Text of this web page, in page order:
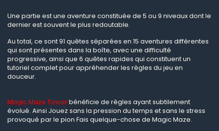
Une partie est une aventure constituée de 5 ou 9 niveaux dont le
dernier est souvent le plus redoutable.
Au total, ce sont 91 quêtes séparées en 15 aventures différentes
qui sont présentes dans la boîte, avec une difficulté
progressive, ainsi que 6 quêtes rapides qui constituent un
tutoriel complet pour appréhender les règles du jeu en
douceur.
Magic Maze Towerbénéficie de règles ayant subtilement
évolué. Ainsi Jouez sans la pression du temps et sans le stress
provoqué par le pion Fais quelque-chose de Magic Maze.